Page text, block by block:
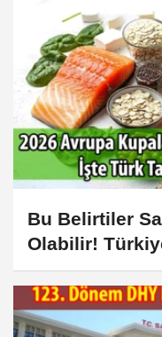
Bu Belirtiler
Olabilir!
1’inde